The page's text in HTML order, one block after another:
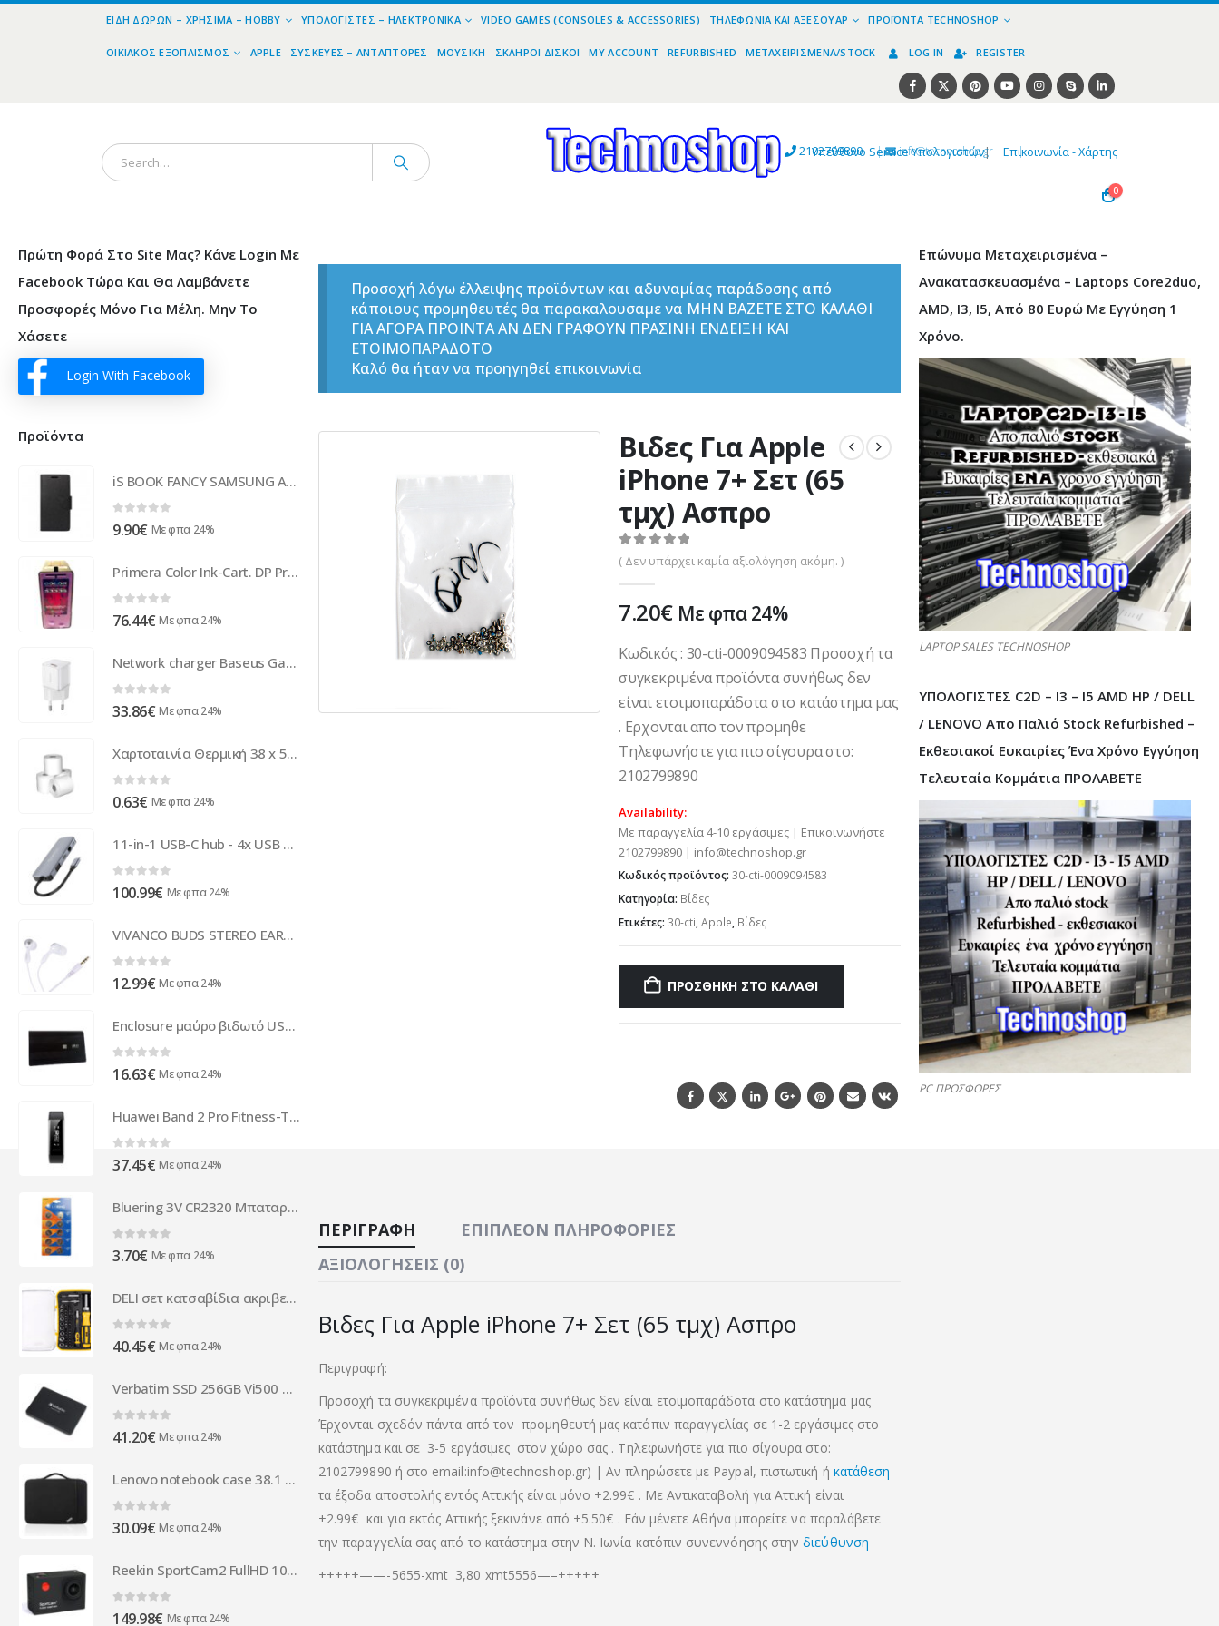
ΕΊΔΗ ΔΏΡΩΝ – ΧΡΉΣΙΜΑ – HOBBY ΥΠΟΛΟΓΙΣΤΈΣ – ΗΛΕΚΤΡΟΝΙΚΆ VIDEO GAMES (CONSOLES & ACCESSORIES) ΤΗΛΕΦΩΝΊΑ ΚΑΙ ΑΞΕΣΟΥΆΡ ΠΡΟΪΌΝΤΑ TECHNOSHOP
ΟΙΚΙΑΚΌΣ ΕΞΟΠΛΙΣΜΌΣ APPLE ΣΥΣΚΕΥΈΣ – ΑΝΤΆΠΤΟΡΕΣ ΜΟΥΣΙΚΉ ΣΚΛΗΡΟΊ ΔΊΣΚΟΙ MY ACCOUNT REFURBISHED ΜΕΤΑΧΕΙΡΙΣΜΈΝΑ/STOCK LOG IN REGISTER
2102799890 | info@technoshop,gr |
Υπεύθυνο Service Υπολογιστών| Επικοινωνία - Χάρτης
0
Προσοχή λόγω έλλειψης προϊόντων και αδυναμίας παράδοσης από
κάποιους προμηθευτές θα παρακαλουσαμε να ΜΗΝ ΒΑΖΕΤΕ ΣΤΟ ΚΑΛΑΘΙ
ΓΙΑ ΑΓΟΡΑ ΠΡΟΙΝΤΑ ΑΝ ΔΕΝ ΓΡΑΦΟΥΝ ΠΡΑΣΙΝΗ ΕΝΔΕΙΞΗ ΚΑΙ
ΕΤΟΙΜΟΠΑΡΑΔΟΤΟ
Καλό θα ήταν να προηγηθεί επικοινωνία
Βιδες Για Apple
iPhone 7+ Σετ (65
τμχ) Ασπρο
0 out of 5
( Δεν υπάρχει καμία αξιολόγηση ακόμη. )
7.20€ Με φπα 24%
Κωδικός : 30-cti-0009094583 Προσοχή τα
συγκεκριμένα προϊόντα συνήθως δεν
είναι ετοιμοπαράδοτα στο κατάστημα μας
. Ερχονται απο τον προμηθε
Τηλεφωνήστε για πιο σίγουρα στο:
2102799890
Availability:
Με παραγγελία 4-10 εργάσιμες | Επικοινωνήστε
2102799890 | info@technoshop.gr
Κωδικός προϊόντος: 30-cti-0009094583
Κατηγορία: Βίδες
Ετικέτες: 30-cti,Apple, Βίδες
ΠΡΟΣΘΉΚΗ ΣΤΟ ΚΑΛΆΘΙ
ΠΕΡΙΓΡΑΦΉ
ΕΠΙΠΛΈΟΝ ΠΛΗΡΟΦΟΡΊΕΣ
ΑΞΙΟΛΟΓΉΣΕΙΣ (0)
Βιδες Για Apple iPhone 7+ Σετ (65 τμχ) Ασπρο
Περιγραφή:
Προσοχή τα συγκεκριμένα προϊόντα συνήθως δεν είναι ετοιμοπαράδοτα στο κατάστημα μας
Έρχονται σχεδόν πάντα από τον προμηθευτή μας κατόπιν παραγγελίας σε 1-2 εργάσιμες στο
κατάστημα και σε 3-5 εργάσιμες στον χώρο σας . Τηλεφωνήστε για πιο σίγουρα στο:
2102799890 ή στο email:info@technoshop.gr) | Αν πληρώσετε με Paypal, πιστωτική ή κατάθεση
τα έξοδα αποστολής εντός Αττικής είναι μόνο +2.99€ . Με Αντικαταβολή για Αττική είναι
+2.99€ και για εκτός Αττικής ξεκινάνε από +5.50€ . Εάν μένετε Αθήνα μπορείτε να παραλάβετε
την παραγγελία σας από το κατάστημα στην Ν. Ιωνία κατόπιν συνεννόησης στηνδιεύθυνση
+++++——-5655-xmt 3,80 xmt5556—–+++++
Πρώτη Φορά Στο Site Μας? Κάνε Login Με
Facebook Τώρα Και Θα Λαμβάνετε
Προσφορές Μόνο Για Μέλη. Μην Το
Χάσετε
Login With Facebook
Προϊόντα
iS BOOK FANCY SAMSUNG A72 black
0 out of 5
9.90€ Με φπα 24%
Primera Color Ink-Cart. DP Pro/XRP/Xi-Serie PRI53335
0out of 5
76.44€ Με φπα 24%
Network charger Baseus GaN5S Fast Charger 1C, 30W, 1 x Type-C F, White - 40405
0 out of 5
33.86€ Με φπα 24%
Χαρτοταινία Θερμική 38 x 50 (60τμχ/κιβ.)
0 out of 5
0.63€ Με φπα 24%
11-in-1 USB-C hub - 4x USB 3.0, Audio, VGA, HDMI, LAN, USB-C and TF / SD - Sky Gray
0 out of 5
100.99€ Με φπα 24%
VIVANCO BUDS STEREO EARPHONES white silver
0 out of 5
12.99€ Με φπα 24%
Enclosure μαύρο βιδωτό USB2.0 2,5" SATA
0 out of 5
16.63€ Με φπα 24%
Huawei Band 2 Pro Fitness-Tracker black DE - 55022179
0 out of 5
37.45€ Με φπα 24%
Bluering 3V CR2320 Μπαταρία Λιθίου 10τεμ. ( 76332 )
0 out of 5
3.70€ Με φπα 24%
DELI σετ κατσαβίδια ακριβείας DL3565, 65τμχ
0out of 5
40.45€ Με φπα 24%
Verbatim SSD 256GB Vi500 S3 2,5(6.3cm) SATAIII Intern Retail 49351
0out of 5
41.20€ Με φπα 24%
Lenovo notebook case 38.1 cm Sleeve case Black 4X40N18010
0 out of 5
30.09€ Με φπα 24%
Reekin SportCam2 FullHD 1080P WiFi Action Camcorder (Black)
0 out of 5
149.98€ Με φπα 24%
Επώνυμα Μεταχειρισμένα –
Ανακατασκευασμένα – Laptops Core2duo,
AMD, I3, I5, Από 80 Ευρώ Με Εγγύηση 1
Χρόνο.
LAPTOP SALES TECHNOSHOP
ΥΠΟΛΟΓΙΣΤΕΣ C2D – I3 – I5 AMD HP / DELL
/ LENOVO Απο Παλιό Stock Refurbished –
Εκθεσιακοί Ευκαιρίες Ένα Χρόνο Εγγύηση
Τελευταία Κομμάτια ΠΡΟΛΑΒΕΤΕ
PC ΠΡΟΣΦΟΡΕΣ